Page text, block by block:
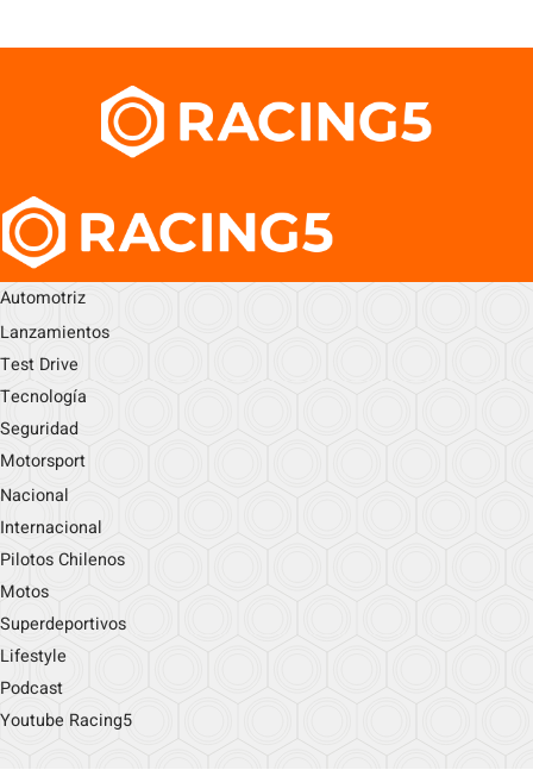
Automotriz
Lanzamientos
Test Drive
Tecnología
Seguridad
Motorsport
Nacional
Internacional
Pilotos Chilenos
Motos
Superdeportivos
Lifestyle
Podcast
Youtube Racing5